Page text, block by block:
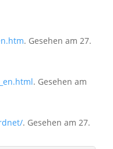
. Gesehen am 27.
. Gesehen am
. Gesehen am 27.